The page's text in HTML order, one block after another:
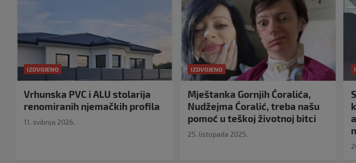
IZDVOJENO
Vrhunska PVC i ALU stolarija
renomiranih njemačkih profila
11. svibnja 2026.
IZDVOJENO
Mještanka Gornjih Ćoralića,
Nudžejma Ćoralić, treba našu
pomoć u teškoj životnoj bitci
25. listopada 2025.